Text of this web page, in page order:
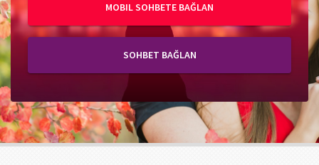
MOBIL SOHBETE BAĞLAN
SOHBET BAĞLAN